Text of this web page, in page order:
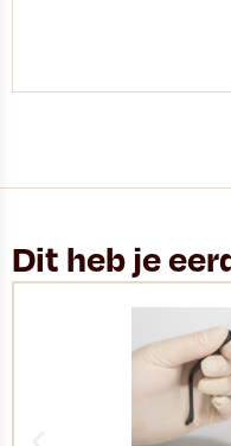
Dit heb je